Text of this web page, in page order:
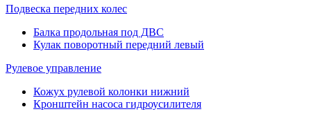
Подвеска передних колес
Балка продольная под ДВС
Кулак поворотный передний левый
Рулевое управление
Кожух рулевой колонки нижний
Кронштейн насоса гидроусилителя